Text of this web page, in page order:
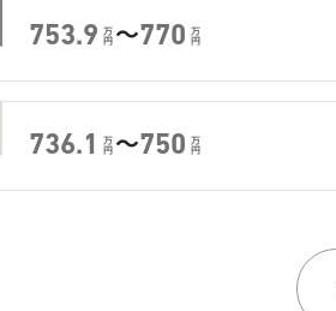
753.9 万
円 ～770 万
円
736.1 万
円 ～750 万
円